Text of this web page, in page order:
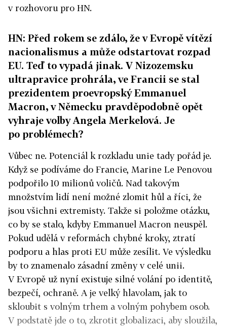
v rozhovoru pro HN.
HN: Před rokem se zdálo, že v Evropě vítězí
nacionalismus a může odstartovat rozpad
EU. Teď to vypadá jinak. V Nizozemsku
ultrapravice prohrála, ve Francii se stal
prezidentem proevropský Emmanuel
Macron, v Německu pravděpodobně opět
vyhraje volby Angela Merkelová. Je
po problémech?
Vůbec ne. Potenciál k rozkladu unie tady pořád je.
Když se podíváme do Francie, Marine Le Penovou
podpořilo 10 milionů voličů. Nad takovým
množstvím lidí není možné zlomit hůl a říci, že
jsou všichni extremisty. Takže si položme otázku,
co by se stalo, kdyby Emmanuel Macron neuspěl.
Pokud udělá v reformách chybné kroky, ztratí
podporu a hlas proti EU může zesílit. Ve výsledku
by to znamenalo zásadní změny v celé unii.
V Evropě už nyní existuje silné volání po identitě,
bezpečí, ochraně. A je velký hlavolam, jak to
skloubit s volným trhem a volným pohybem osob.
V podstatě jde o to, zkrotit globalizaci, aby sloužila,